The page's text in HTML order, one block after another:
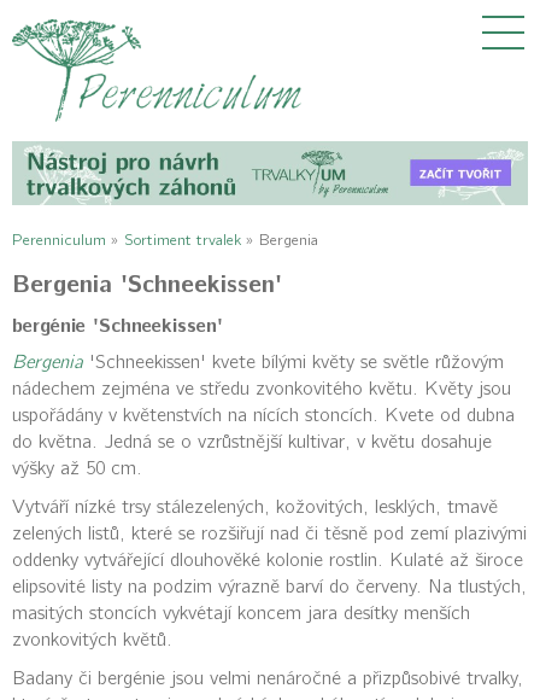
Perenniculum » Sortiment trvalek » Bergenia
Bergenia 'Schneekissen'
bergénie 'Schneekissen'
Bergenia 'Schneekissen' kvete bílými květy se světle růžovým
nádechem zejména ve středu zvonkovitého květu. Květy jsou
uspořádány v květenstvích na nících stoncích. Kvete od dubna
do května. Jedná se o vzrůstnější kultivar, v květu dosahuje
výšky až 50 cm.
Vytváří nízké trsy stálezelených, kožovitých, lesklých, tmavě
zelených listů, které se rozšiřují nad či těsně pod zemí plazivými
oddenky vytvářející dlouhověké kolonie rostlin. Kulaté až široce
elipsovité listy na podzim výrazně barví do červeny. Na tlustých,
masitých stoncích vykvétají koncem jara desítky menších
zvonkovitých květů.
Badany či bergénie jsou velmi nenáročné a přizpůsobivé trvalky,